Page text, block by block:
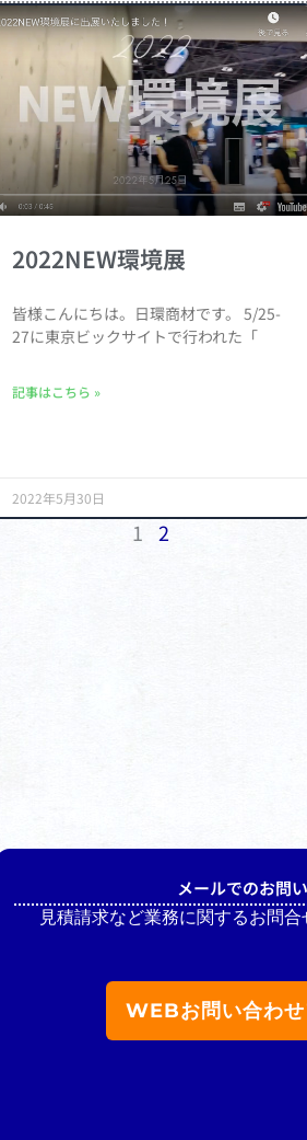
2022NEW環境展
皆様こんにちは。日環商材です。 5/25-
27に東京ビックサイトで行われた「
記事はこちら »
2022年5月30日
ペ
ー
ジ
1
ペ
ー
ジ
2
メールでのお問
見積請求など業務に関するお問合
WEBお問い合わ